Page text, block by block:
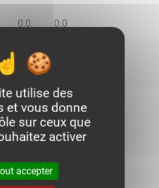
0.0 0.0
1015.0 1015.0
jour le 7 août 2026 à 10h
utilise des
et vous donne
sur ceux que
activer
accepter